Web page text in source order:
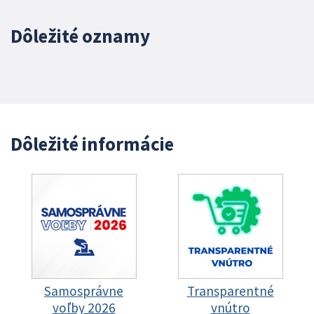
Dôležité oznamy
Dôležité informácie
Samosprávne
voľby 2026
Transparentné
vnútro